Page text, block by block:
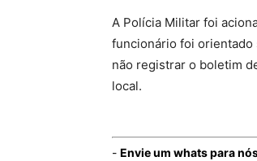
A Polícia Militar foi
funcionário foi
não registrar o boletim
local.
- Envie um whats para